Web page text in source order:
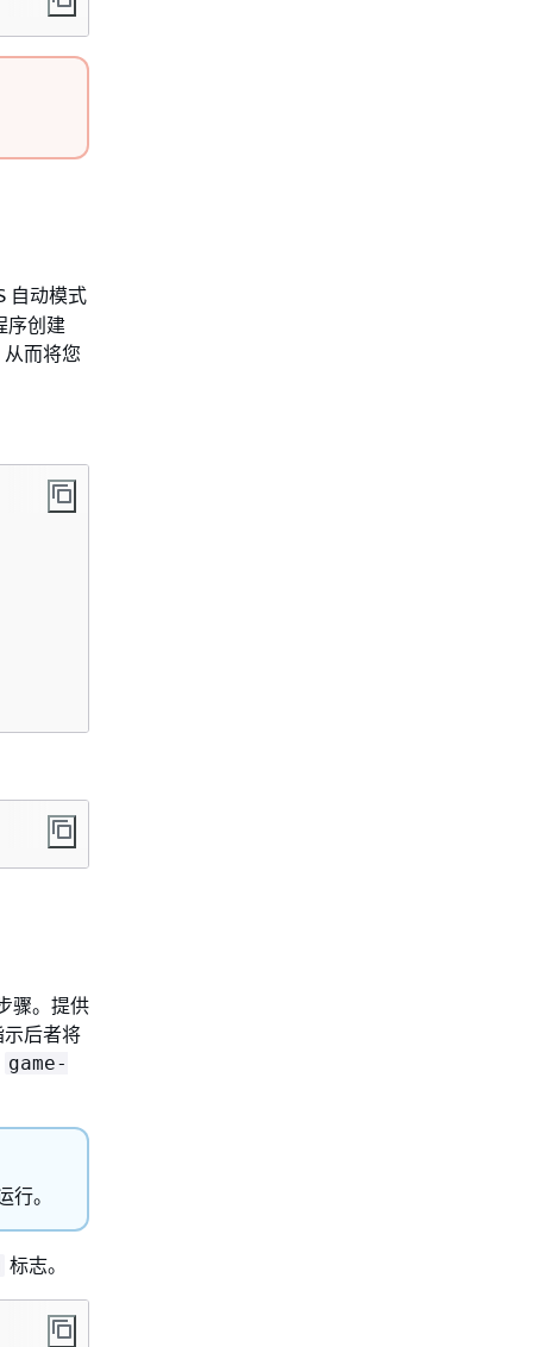
自动模式
序创建
而将您
骤。提供
示后者将
game-
。
标志。